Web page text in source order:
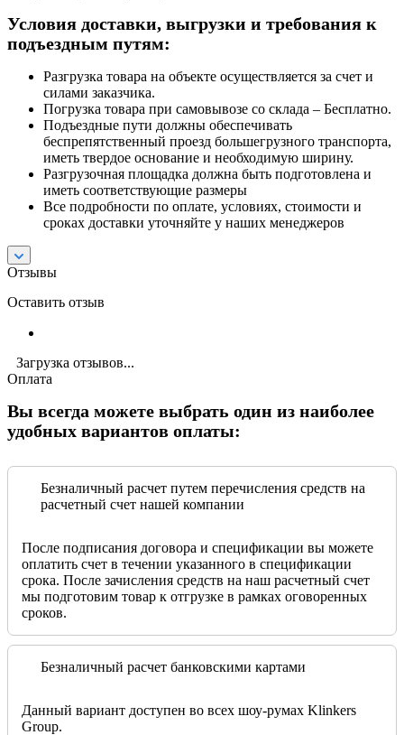
Условия доставки, выгрузки и требования к
подъездным путям:
Разгрузка товара на объекте осуществляется за счет и
силами заказчика.
Погрузка товара при самовывозе со склада – Бесплатно.
Подъездные пути должны обеспечивать
беспрепятственный проезд большегрузного транспорта,
иметь твердое основание и необходимую ширину.
Разгрузочная площадка должна быть подготовлена и
иметь соответствующие размеры
Все подробности по оплате, условиях, стоимости и
сроках доставки уточняйте у наших менеджеров
Отзывы
Оставить отзыв
Загрузка отзывов...
Оплата
Вы всегда можете выбрать один из наиболее
удобных вариантов оплаты:
Безналичный расчет путем перечисления средств на
расчетный счет нашей компании
После подписания договора и спецификации вы можете
оплатить счет в течении указанного в спецификации
срока. После зачисления средств на наш расчетный счет
мы подготовим товар к отгрузке в рамках оговоренных
сроков.
Безналичный расчет банковскими картами
Данный вариант доступен во всех шоу-румах Klinkers
Group.